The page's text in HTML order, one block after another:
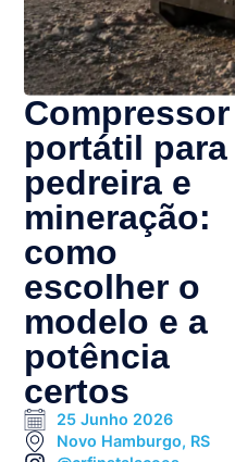
Compressor
portátil para
pedreira e
mineração:
como
escolher o
modelo e a
potência
certos
25 Junho 2026
Novo Hamburgo, RS